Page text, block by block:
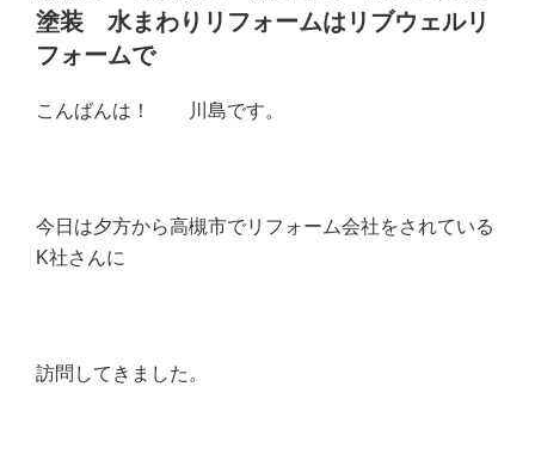
塗装 水まわりリフォームはリブウェルリ
フォームで
こんばんは！ 川島です。
今日は夕方から高槻市でリフォーム会社をされている
K社さんに
訪問してきました。